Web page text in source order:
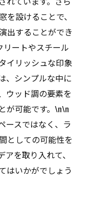
を設けることで、
出することができ
リートやスチール
イリッシュな印象
、シンプルな中に
ウッド調の要素を
が可能です。\n\n
ースではなく、ラ
としての可能性を
を取り入れて、
はいかがでしょう